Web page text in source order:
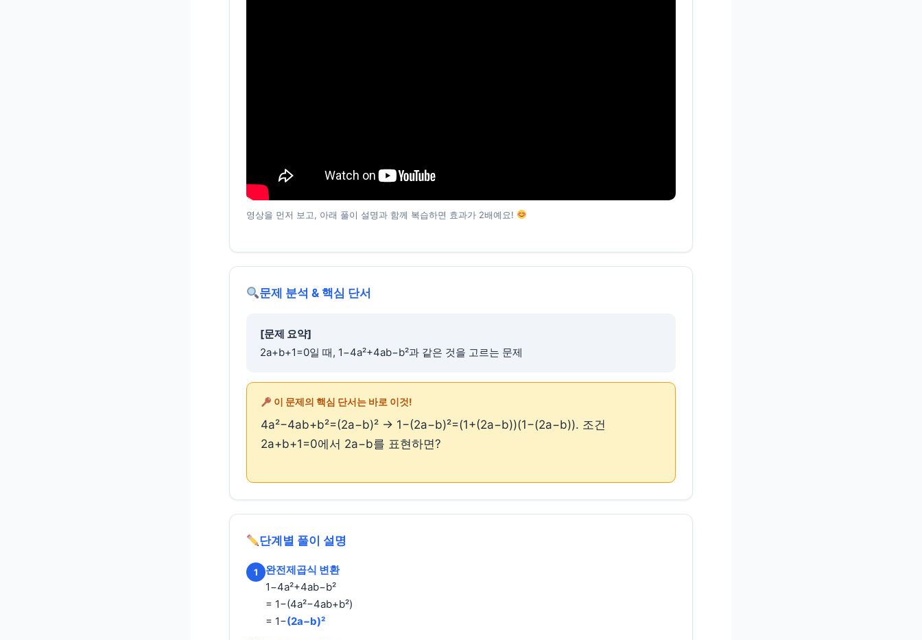
영상을 먼저 보고, 아래 풀이 설명과 함께 복습하면 효과가 2배예요!
문제 분석 & 핵심 단서
[문제 요약]
2a+b+1=0일 때, 1−4a²+4ab−b²과 같은 것을 고르는 문제
이 문제의 핵심 단서는 바로 이것!
4a²−4ab+b²=(2a−b)² → 1−(2a−b)²=(1+(2a−b))(1−(2a−b)). 조건
2a+b+1=0에서 2a−b를 표현하면?
단계별 풀이 설명
1
완전제곱식 변환
1−4a²+4ab−b²
= 1−(4a²−4ab+b²)
= 1−(2a−b)²